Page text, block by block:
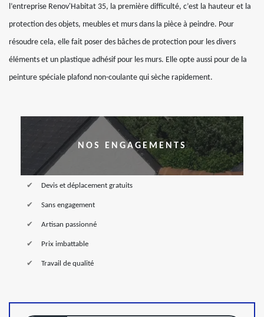
l’entreprise Renov'Habitat 35, la première difficulté, c’est la hauteur et la
protection des objets, meubles et murs dans la pièce à peindre. Pour
résoudre cela, elle fait poser des bâches de protection pour les divers
éléments et un plastique adhésif pour les murs. Elle opte aussi pour de la
peinture spéciale plafond non-coulante qui sèche rapidement.
NOS ENGAGEMENTS
Devis et déplacement gratuits
Sans engagement
Artisan passionné
Prix imbattable
Travail de qualité